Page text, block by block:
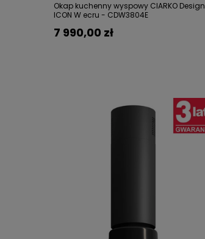
Okap kuchenny wyspowy CIARKO Design
ICON W ecru - CDW3804E
7 990,00 zł